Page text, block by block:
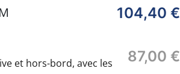
et hors-bord, avec les
104,40 €
87,00 €